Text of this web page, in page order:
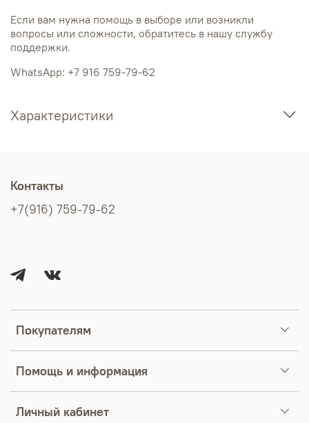
Если вам нужна помощь в выборе или возникли
вопросы или сложности, обратитесь в нашу службу
поддержки.
WhatsApp: +7 916 759-79-62
Характеристики
Покупателям
Помощь и информация
Личный кабинет
Контакты
+7(916) 759-79-62